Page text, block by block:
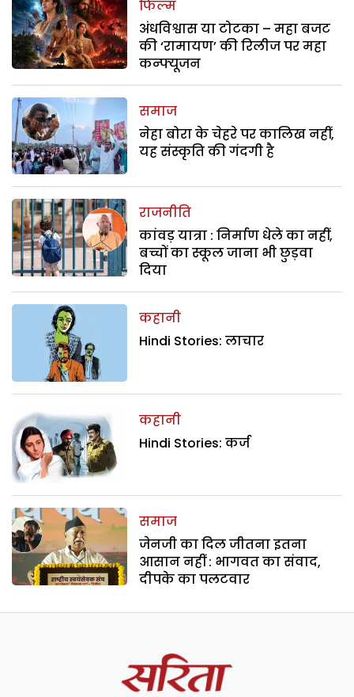
फिल्म
अंधविश्वास या टोटका – महा बजट
की ‘रामायण’ की रिलीज पर महा
कन्फ्यूजन
समाज
नेहा बोरा के चेहरे पर कालिख नहीं,
यह संस्कृति की गंदगी है
राजनीति
कांवड़ यात्रा : निर्माण धेले का नहीं,
बच्चों का स्कूल जाना भी छुड़वा
दिया
कहानी
Hindi Stories: लाचार
कहानी
Hindi Stories: कर्ज
समाज
जेनजी का दिल जीतना इतना
आसान नहीं : भागवत का संवाद,
दीपके का पलटवार